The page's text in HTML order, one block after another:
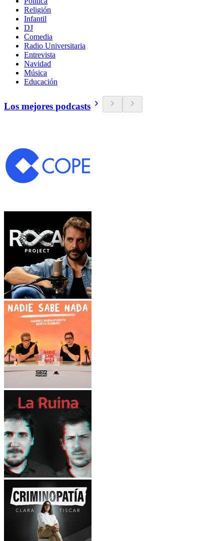
Religión
Infantil
DJ
Comedia
Radio Universitaria
Entrevista
Navidad
Música
Educación
Los mejores podcasts